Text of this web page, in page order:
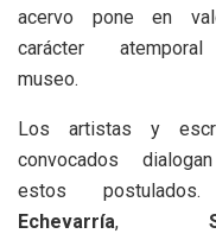
acervo pone en
carácter
museo.
Los artistas y
convocados
estos
Echevarría,